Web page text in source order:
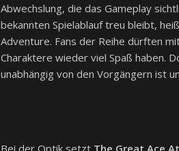
Abwechslung, die das Gameplay
bekannten Spielablauf treu bleibt,
Adventure. Fans der Reihe dürften
Charaktere wieder viel Spaß haben.
unabhängig von den Vorgängern ist
Bei der Optik setzt The Great Ace